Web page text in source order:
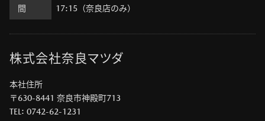
株式会社奈良マツダ
本社住所
〒630-8441 奈良市神殿町713
TEL: 0742-62-1231
間
17:15（奈良店のみ）